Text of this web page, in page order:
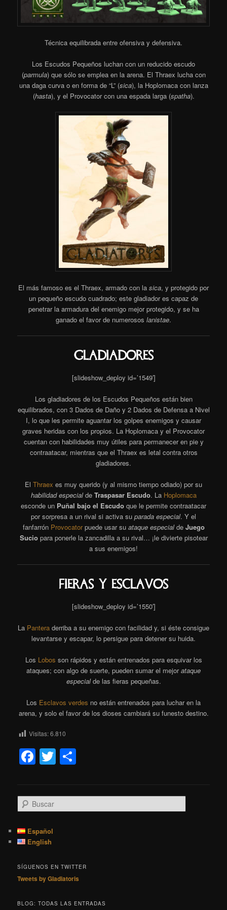
Técnica equilibrada entre ofensiva y defensiva.
Los Escudos Pequeños luchan con un reducido escudo
(parmula) que sólo se emplea en la arena. El Thraex lucha con
una daga curva o en forma de “L” (sica), la Hoplomaca con lanza
(hasta), y el Provocator con una espada larga (spatha).
El más famoso es el Thraex, armado con la sica, y protegido por
un pequeño escudo cuadrado; este gladiador es capaz de
penetrar la armadura del enemigo mejor protegido, y se ha
ganado el favor de numerosos lanistae.
gladiadores
[slideshow_deploy id=’1549′]
Los gladiadores de los Escudos Pequeños están bien
equilibrados, con 3 Dados de Daño y 2 Dados de Defensa a Nivel
I, lo que les permite aguantar los golpes enemigos y causar
graves heridas con los propios. La Hoplomaca y el Provocator
cuentan con habilidades muy útiles para permanecer en pie y
contraatacar, mientras que el Thraex es letal contra otros
gladiadores.
El Thraex es muy querido (y al mismo tiempo odiado) por su
habilidad especialde Traspasar Escudo. La Hoplomaca
esconde un Puñal bajo el Escudo que le permite contraatacar
por sorpresa a un rival si activa su parada especial. Y el
fanfarrón Provocatorpuede usar su ataque especialde Juego
Suciopara ponerle la zancadilla a su rival… ¡le divierte pisotear
a sus enemigos!
fieras Y esclavos
[slideshow_deploy id=’1550′]
La Pantera derriba a su enemigo con facilidad y, si éste consigue
levantarse y escapar, lo persigue para detener su huida.
Los Lobos son rápidos y están entrenados para esquivar los
ataques; con algo de suerte, pueden sumar el mejorataque
especialde las fieras pequeñas.
Los Esclavos verdes no están entrenados para luchar en la
arena, y solo el favor de los dioses cambiará su funesto destino.
Visitas:6.810
Facebook
Twitter
u
c
a
Español
English
SÍGUENOS EN TWITTER
Tweets by Gladiatoris
BLOG: TODAS LAS ENTRADAS